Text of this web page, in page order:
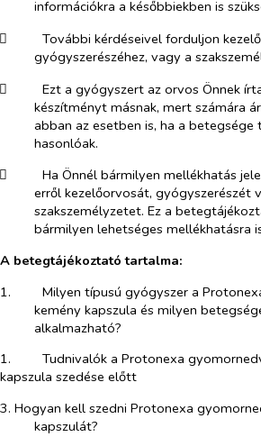
információkra a későbbiekben is
​
További kérdéseivel forduljon
gyógyszerészéhez, vagy a
​
Ezt a gyógyszert az orvos Önnek
készítményt másnak, mert számára
abban az esetben is, ha a betegsége
hasonlóak.
​
Ha Önnél bármilyen mellékhatás
erről kezelőorvosát, gyógyszerészét
szakszemélyzetet. Ez a
bármilyen lehetséges mellékhatásra
A betegtájékoztató tartalma:
1.​
Milyen típusú gyógyszer a
kemény kapszula és milyen
alkalmazható?
1.​
Tudnivalók a Protonexa
kapszula szedése előtt
3. Hogyan kell szedni Protonexa
kapszulát?